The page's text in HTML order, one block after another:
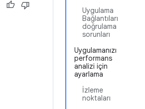
Uygulama
Bağlantıları
doğrulama
sorunları
Uygulamanızı
performans
analizi için
ayarlama
İzleme
noktaları